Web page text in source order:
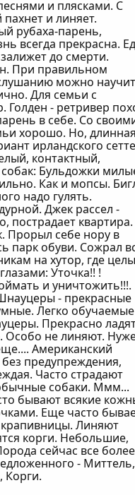
и плясками. С
и линяет.
рубаха-парень,
всегда прекрасна.
до смерти.
При правильном
можно
Для семьи с
Голден - ретривер
в себе. Со
хорошо. Но,
ирландского
контактный,
Бульдожки
Как и мопсы.
надо гулять.
Джек рассел -
Прорыл себе нору в
парк обуви. Сожрал
на хутор, где
Уточка!! !
и уничтожить!!!.
- прекрасные
Легко
Прекрасно
Особо не линяют.
Американский
предупреждения,
Часто страдают
собаки. Ммм...
бывают всякие
Еще часто
крапивницы. Линяют
корги. Небольшие,
сейчас все более
- Миттель,
Корги.